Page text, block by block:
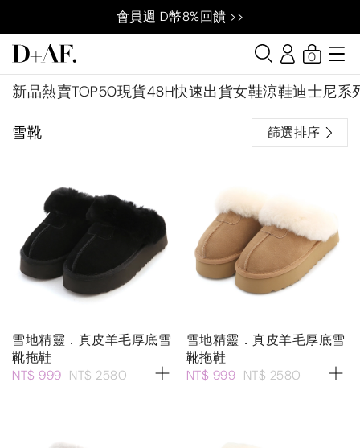
會員週 D幣8%回饋 >>
新品熱賣TOP50現貨48H快速出貨女鞋涼鞋迪士尼系
0
雪靴 篩選排序
雪地精靈．真皮羊毛厚底雪
靴拖鞋
NT$ 999 NT$ 2580
雪地精靈．真皮羊毛厚底雪
靴拖鞋
NT$ 999 NT$ 2580